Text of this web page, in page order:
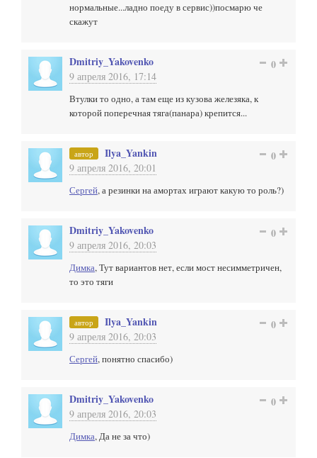
нормальные...ладно поеду в сервис))посмарю че
скажут
Dmitriy_Yakovenko
9 апреля 2016, 17:14
0
Втулки то одно, а там еще из кузова железяка, к
которой поперечная тяга(панара) крепится...
автор Ilya_Yankin
9 апреля 2016, 20:01
0
Сергей, а резинки на амортах играют какую то роль?)
Dmitriy_Yakovenko
9 апреля 2016, 20:03
0
Димка, Тут вариантов нет, если мост несимметричен,
то это тяги
автор Ilya_Yankin
9 апреля 2016, 20:03
0
Сергей, понятно спасибо)
Dmitriy_Yakovenko
9 апреля 2016, 20:03
0
Димка, Да не за что)